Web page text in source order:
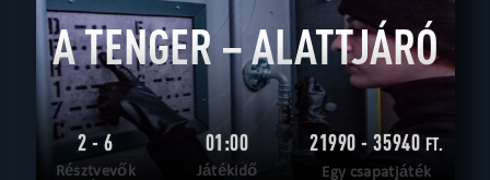
A TENGER – ALATTJÁRÓ
2 - 6
Résztvevők
01:00
Játékidő
21990 - 35940 FT.
Egy csapatjáték